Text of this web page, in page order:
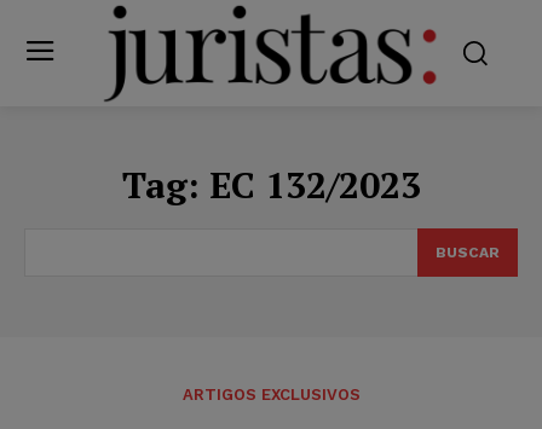
Tag: EC 132/2023
BUSCAR
ARTIGOS EXCLUSIVOS